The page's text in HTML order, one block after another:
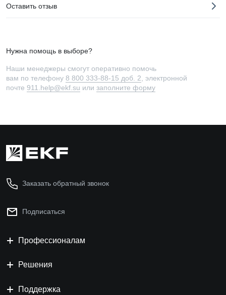
Оставить отзыв
Нужна помощь в выборе?
Наши менеджеры смогут оперативно помочь
вам по телефону 8 800 333-88-15 доб. 2 , электронной
почте 911.help@ekf.su или заполните форму
Заказать обратный звонок
Подписаться
Профессионалам
Решения
Поддержка